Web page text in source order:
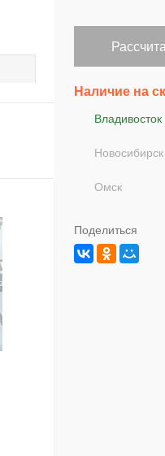
Наличие на
Владивосток
Новосибирск
Омск
Поделиться